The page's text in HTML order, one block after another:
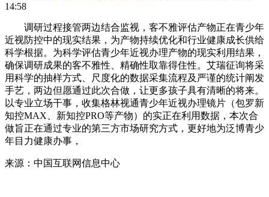
14:58
调研过程接管两边结合监视，客不雅评估产物正在青少年
近视防控中的现实结果，为产物持续优化和行业健康成长供给
科学根据。为科学评估青少年近视办理产物的现实利用结果，
确保调研成果的客不雅性、精确性取靠得住性。艾瑞征询将采
用科学的抽样方式、尺度化的数据采集流程及严谨的统计阐发
手艺，两边但愿通过此次合做，让更多孩子具有清晰的将来。
以专业立场干事，收集格林视通青少年近视办理镜片（包罗新
知控MAX、新知控PRO等产物）的实正在利用数据，本次合
做旨正在通过专业的第三方市场研究方式，更好地为泛博青少
年目力健康办事，
来源：中国互联网信息中心